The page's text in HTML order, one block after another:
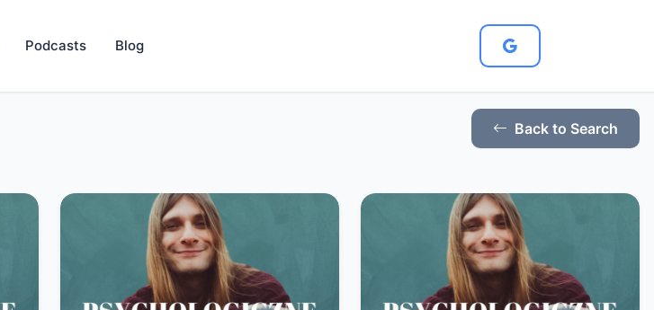
Podcasts Blog
Back to Search